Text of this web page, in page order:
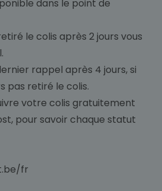
dans le point de
le colis après 2 jours vous
rappel après 4 jours, si
pas retiré le colis.
votre colis gratuitement
pour savoir chaque statut
fr